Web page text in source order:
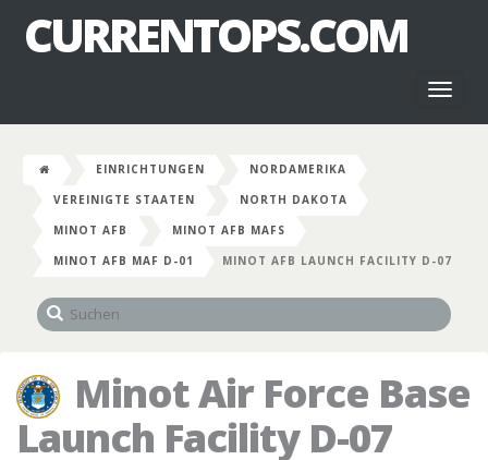
CURRENTOPS.COM
EINRICHTUNGEN
NORDAMERIKA
VEREINIGTE STAATEN
NORTH DAKOTA
MINOT AFB
MINOT AFB MAFS
MINOT AFB MAF D-01
MINOT AFB LAUNCH FACILITY D-07
Minot Air Force Base
Launch Facility D-07